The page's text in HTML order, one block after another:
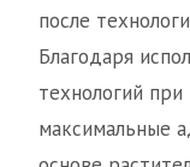
после
Благодаря
технологий
максимальные